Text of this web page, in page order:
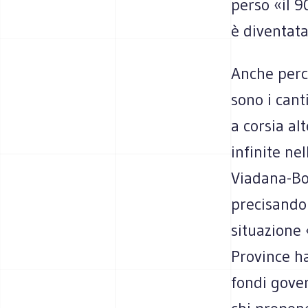
perso «il
è
Anche
sono i
a corsia
infinite
Viadana-
situazione
Province
fondi